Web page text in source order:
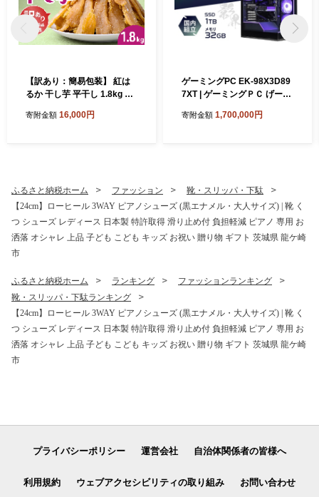
【訳あり：簡易包装】 紅は
るか 干し芋 平干し 1.8kg ゆ
使用 国産 わけあり ほしいも
寄附金額 16,000円
ゲーミングPC EK-98X3D89
7XT | ゲーミングＰＣ げーみ
ケ崎市
寄附金額 1,700,000円
ふるさと納税ホーム ファッション
靴・スリッパ・下駄
【24cm】ローヒール 3WAY ピアノシューズ (黒エナメル・大人サイズ) | 靴 く
つ シューズ レディース 日本製 特許取得 滑り止め付 負担軽減 ピアノ 専用 お
洒落 オシャレ 上品 子ども こども キッズ お祝い 贈り物 ギフト 茨城県 龍ケ崎
市
ふるさと納税ホーム ランキング
ファッションランキング
靴・スリッパ・下駄ランキング
【24cm】ローヒール 3WAY ピアノシューズ (黒エナメル・大人サイズ) | 靴 く
つ シューズ レディース 日本製 特許取得 滑り止め付 負担軽減 ピアノ 専用 お
洒落 オシャレ 上品 子ども こども キッズ お祝い 贈り物 ギフト 茨城県 龍ケ崎
市
プライバシーポリシー 運営会社 自治体関係者の皆様へ
利用規約 ウェブアクセシビリティの取り組み お問い合わせ